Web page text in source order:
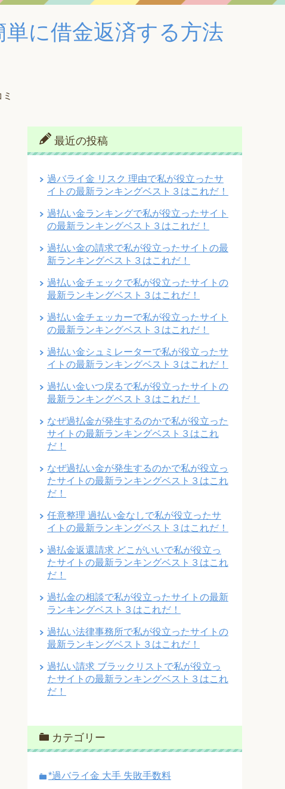
に借金返済する方法
最近の投稿
過バライ金 リスク 理由で私が役立ったサ
イトの最新ランキングベスト３はこれだ！
過払い金ランキングで私が役立ったサイト
の最新ランキングベスト３はこれだ！
過払い金の請求で私が役立ったサイトの最
新ランキングベスト３はこれだ！
過払い金チェックで私が役立ったサイトの
最新ランキングベスト３はこれだ！
過払い金チェッカーで私が役立ったサイト
の最新ランキングベスト３はこれだ！
過払い金シュミレーターで私が役立ったサ
イトの最新ランキングベスト３はこれだ！
過払い金いつ戻るで私が役立ったサイトの
最新ランキングベスト３はこれだ！
なぜ過払金が発生するのかで私が役立った
サイトの最新ランキングベスト３はこれ
だ！
なぜ過払い金が発生するのかで私が役立っ
たサイトの最新ランキングベスト３はこれ
だ！
任意整理 過払い金なしで私が役立ったサ
イトの最新ランキングベスト３はこれだ！
過払金返還請求 どこがいいで私が役立っ
たサイトの最新ランキングベスト３はこれ
だ！
過払金の相談で私が役立ったサイトの最新
ランキングベスト３はこれだ！
過払い法律事務所で私が役立ったサイトの
最新ランキングベスト３はこれだ！
過払い請求 ブラックリストで私が役立っ
たサイトの最新ランキングベスト３はこれ
だ！
カテゴリー
*過バライ金 大手 失敗手数料